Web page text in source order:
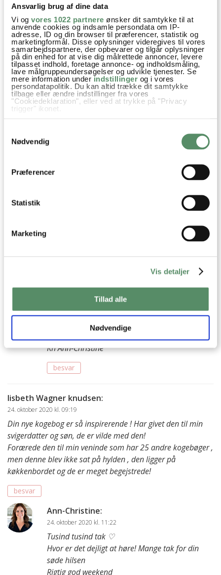
Ansvarlig brug af dine data
Vi og vores 1022 partnere ønsker dit samtykke til at
anvende cookies og indsamle persondata om IP-
adresse, ID og din browser til præferencer, statistik og
marketingformål. Disse oplysninger videregives til vores
samarbejdspartnere, der opbevarer og tilgår oplysninger
på din enhed for at vise dig målrettede annoncer, levere
tilpasset indhold, foretage annonce- og indholdsmåling,
lave målgruppeundersøgelser og udvikle tjenester. Se
mere information under indstillinger og i vores
persondatapolitik. Du kan altid trække dit samtykke
tilbage eller ændre indstillinger fra vores
"Cookiedeklaration", eller ved at trykke på "Privacy
trigger" ikonet.
Indsamle præcise oplysninger om din placering,
der kan være nøjagtig inden for få meter
Identificere din enhed baseret på en scanning af
Nødvendig
Præferencer
Statistik
Marketing
Vis detaljer
Tillad alle
Nødvendige
 36 KOMMENTARER
Glenny:
5. januar 2023 kl. 07:00
Normalt er jeg ikke til kyllingebryst og når jeg laver den med
nogenlunde samme marinade, er kyllingebryst rigtig god på
en gasgrill. Jeg giver den ca 5- 7 minutter på hver side og
lader kødet hvile.
2. januar 2023 kl. 15:30
dyppede og mættende kartofler/brød mm.?
Fødselsdagsfrokost i sigte! Tak for mange gode opskrifter i
Tak for din søde hilsen.
Jeg ville vælgeKnuste kartofler
æbleogspidskålsalat– samt måske
koldhævede flutes
Kh Ann-Christine
besvar
lisbeth Wagner knudsen:
24. oktober 2020 kl. 09:19
Din nye kogebog er så inspirerende ! Har givet den til min
svigerdatter og søn, de er vilde med den!
Forærede den til min veninde som har 25 andre kogebøger ,
men denne blev ikke sat på hylden , den ligger på
køkkenbordet og de er meget begejstrede!
besvar
Ann-Christine:
24. oktober 2020 kl. 11:22
Tusind tusind tak ♡
Hvor er det dejligt at høre! Mange tak for din
søde hilsen
Rigtig god weekend